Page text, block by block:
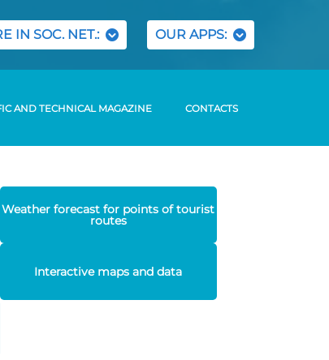
IN SOC. NET.: OUR APPS:
AND TECHNICAL MAGAZINE CONTACTS
Weather forecast for points of tourist
routes
Interactive maps and data